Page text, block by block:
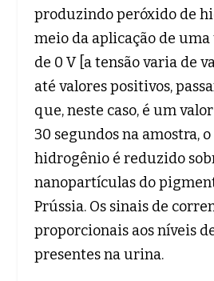
produzindo peróxido de
meio da aplicação de
de 0 V [a tensão varia de
até valores positivos,
que, neste caso, é um
30 segundos na amostra,
hidrogênio é reduzido
nanopartículas do
Prússia. Os sinais de
proporcionais aos níveis
presentes na urina.